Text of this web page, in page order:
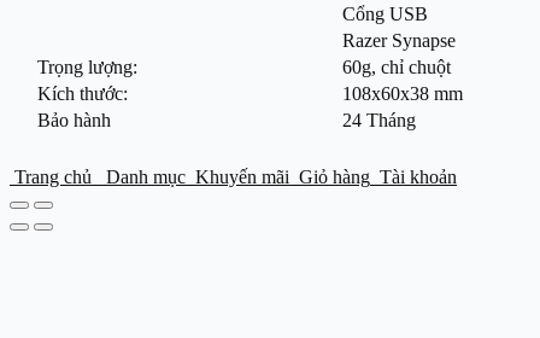
Cổng USB
Razer Synapse
Trọng lượng:
60g, chỉ chuột
Kích thước:
108x60x38 mm
Bảo hành
24 Tháng
Trang chủ Danh mục Khuyến mãi Giỏ hàng Tài khoản